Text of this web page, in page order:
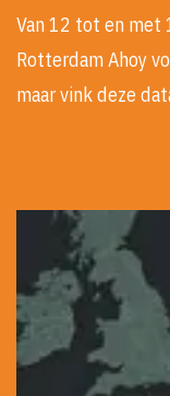
Van 12 tot en met
Rotterdam Ahoy
maar vink deze